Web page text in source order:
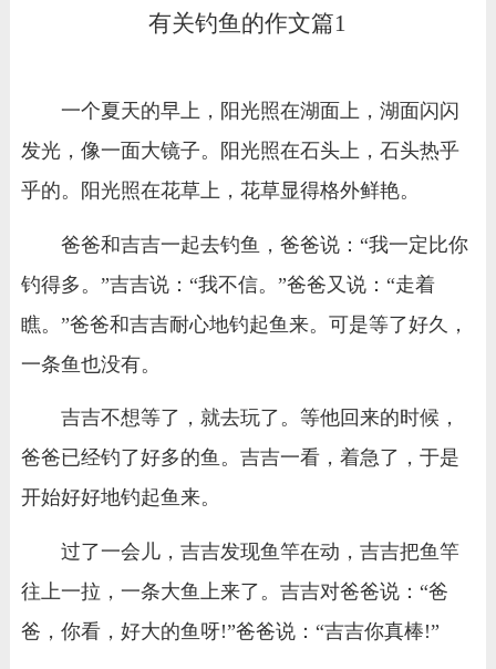
有关钓鱼的作文篇1
一个夏天的早上，阳光照在湖面上，湖面闪闪
发光，像一面大镜子。阳光照在石头上，石头热乎
乎的。阳光照在花草上，花草显得格外鲜艳。
爸爸和吉吉一起去钓鱼，爸爸说：“我一定比你
钓得多。”吉吉说：“我不信。”爸爸又说：“走着
瞧。”爸爸和吉吉耐心地钓起鱼来。可是等了好久，
一条鱼也没有。
吉吉不想等了，就去玩了。等他回来的时候，
爸爸已经钓了好多的鱼。吉吉一看，着急了，于是
开始好好地钓起鱼来。
过了一会儿，吉吉发现鱼竿在动，吉吉把鱼竿
往上一拉，一条大鱼上来了。吉吉对爸爸说：“爸
爸，你看，好大的鱼呀!”爸爸说：“吉吉你真棒!”